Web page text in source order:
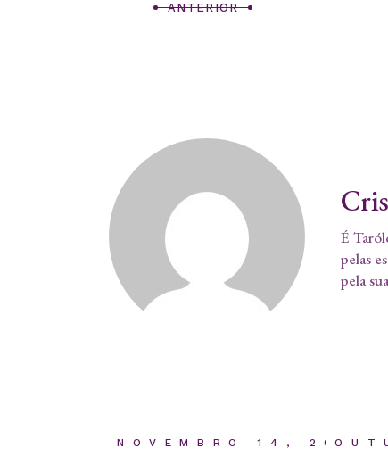
ANTERIOR
É
pelas
pela
NOVEMBRO 14, 2023